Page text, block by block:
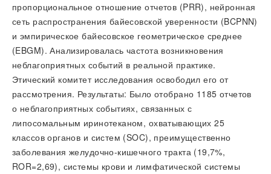
пропорциональное отношение отчетов (PRR), нейронная
сеть распространения байесовской уверенности (BCPNN)
и эмпирическое байесовское геометрическое среднее
(EBGM). Анализировалась частота возникновения
неблагоприятных событий в реальной практике.
Этический комитет исследования освободил его от
рассмотрения. Результаты: Было отобрано 1185 отчетов
о неблагоприятных событиях, связанных с
липосомальным иринотеканом, охватывающих 25
классов органов и систем (SOC), преимущественно
заболевания желудочно-кишечного тракта (19,7%,
ROR=2,69), системы крови и лимфатической системы